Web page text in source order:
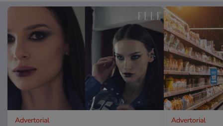
Advertorial Advertorial